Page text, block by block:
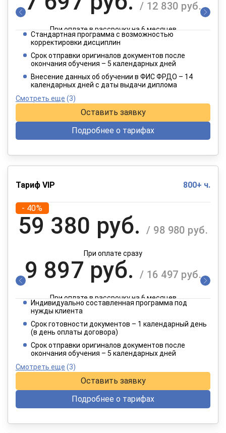
/ 12 830 руб.
При оплате в рассрочку на 6 месяцев
3 849 руб.
При оплате в рассрочку на 12 месяцев
Стандартная программа с возможностью
корректировки дисциплин
Срок отправки оригиналов документов после
окончания обучения – 5 календарных дней
Внесение данных об обучении в ФИС ФРДО – 14
календарных дней с даты выдачи диплома
Смотреть еще (3)
Оставить заявку
Подробнее о тарифах
Тариф VIP 800+ ч.
- 40%
59 380 руб. / 98 980 руб.
При оплате сразу
9 897 руб. / 16 497 руб.
При оплате в рассрочку на 6 месяцев
4 949 руб. / 8 249 руб.
При оплате в рассрочку на 12 месяцев
Индивидуально составленная программа под
нужды клиента
Срок готовности документов – 1 календарный день
(в день оплаты договора)
Срок отправки оригиналов документов после
окончания обучения – 5 календарных дней
Смотреть еще (3)
Оставить заявку
Подробнее о тарифах